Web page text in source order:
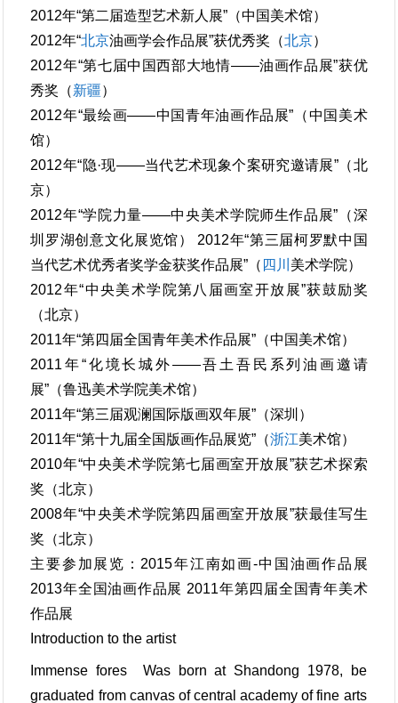
2012年“第二届造型艺术新人展”（中国美术馆）
2012年“北京油画学会作品展”获优秀奖（北京）
2012年“第七届中国西部大地情——油画作品展”获优
秀奖（新疆）
2012年“最绘画——中国青年油画作品展”（中国美术
馆）
2012年“隐·现——当代艺术现象个案研究邀请展”（北
京）
2012年“学院力量——中央美术学院师生作品展”（深
圳罗湖创意文化展览馆） 2012年“第三届柯罗默中国
当代艺术优秀者奖学金获奖作品展”（ 四川 美术学院）
2012年“中央美术学院第八届画室开放展”获鼓励奖
（北京）
2011年“第四届全国青年美术作品展”（中国美术馆）
2011年“化境长城外——吾土吾民系列油画邀请
展”（鲁迅美术学院美术馆）
2011年“第三届观澜国际版画双年展”（深圳）
2011年“第十九届全国版画作品展览”（浙江美术馆）
2010年“中央美术学院第七届画室开放展”获艺术探索
奖（北京）
2008年“中央美术学院第四届画室开放展”获最佳写生
奖（北京）
主要参加展览：2015年江南如画-中国油画作品展
2013年全国油画作品展 2011年第四届全国青年美术
作品展
Introduction to the artist
Immense fores Was born at Shandong 1978, be
graduated from canvas of central academy of fine arts